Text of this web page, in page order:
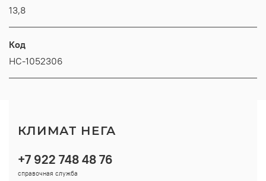
13,8
Код
НС-1052306
+7 922 748 48 76
справочная служба
КЛИМАТ НЕГА